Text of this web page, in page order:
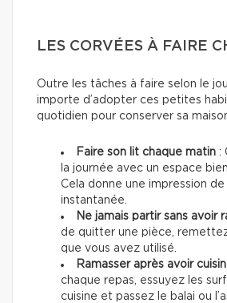
LES CORVÉES À FAIRE
Outre les tâches à faire selon le
importe d’adopter ces petites
quotidien pour conserver sa
Faire son lit chaque matin :
la journée avec un espace
Cela donne une impression
instantanée.
Ne jamais partir sans avoir
de quitter une pièce,
que vous avez utilisé.
Ramasser après avoir
chaque repas, essuyez les
cuisine et passez le balai ou